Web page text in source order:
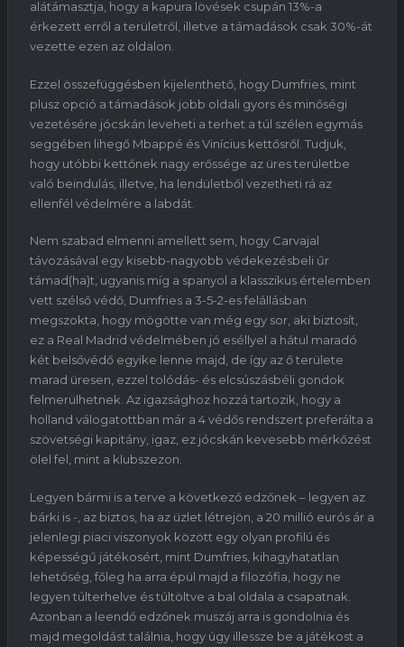
alátámasztja, hogy a kapura lövések csupán 13%-a
érkezett erről a területről, illetve a támadások csak 30%-át
vezette ezen az oldalon.
Ezzel összefüggésben kijelenthető, hogy Dumfries, mint
plusz opció a támadások jobb oldali gyors és minőségi
vezetésére jócskán leveheti a terhet a túl szélen egymás
seggében lihegő Mbappé és Vinícius kettősről. Tudjuk,
hogy utóbbi kettőnek nagy erőssége az üres területbe
való beindulás, illetve, ha lendületből vezetheti rá az
ellenfél védelmére a labdát.
Nem szabad elmenni amellett sem, hogy Carvajal
távozásával egy kisebb-nagyobb védekezésbeli űr
támad(ha)t, ugyanis míg a spanyol a klasszikus értelemben
vett szélső védő, Dumfries a 3-5-2-es felállásban
megszokta, hogy mögötte van még egy sor, aki biztosít,
ez a Real Madrid védelmében jó eséllyel a hátul maradó
két belsővédő egyike lenne majd, de így az ő területe
marad üresen, ezzel tolódás- és elcsúszásbéli gondok
felmerülhetnek. Az igazsághoz hozzá tartozik, hogy a
holland válogatottban már a 4 védős rendszert preferálta a
szövetségi kapitány, igaz, ez jócskán kevesebb mérkőzést
ölel fel, mint a klubszezon.
Legyen bármi is a terve a következő edzőnek – legyen az
bárki is -, az biztos, ha az üzlet létrejön, a 20 millió eurós ár a
jelenlegi piaci viszonyok között egy olyan profilú és
képességű játékosért, mint Dumfries, kihagyhatatlan
lehetőség, főleg ha arra épül majd a filozófia, hogy ne
legyen túlterhelve és túltöltve a bal oldala a csapatnak.
Azonban a leendő edzőnek muszáj arra is gondolnia és
majd megoldást találnia, hogy úgy illessze be a játékost a